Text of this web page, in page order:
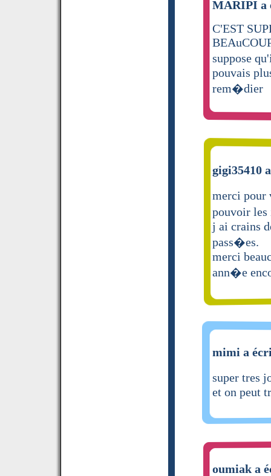
MARIPI a
C'EST
suppose
pouvais
rem�dier
gigi35410
merci pour
pouvoir
j ai crains
pass�es.
merci
ann�e
mimi a
super tres
et on peut
oumiak a